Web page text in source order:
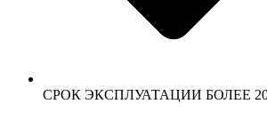
СРОК ЭКСПЛУАТАЦИИ БОЛЕЕ